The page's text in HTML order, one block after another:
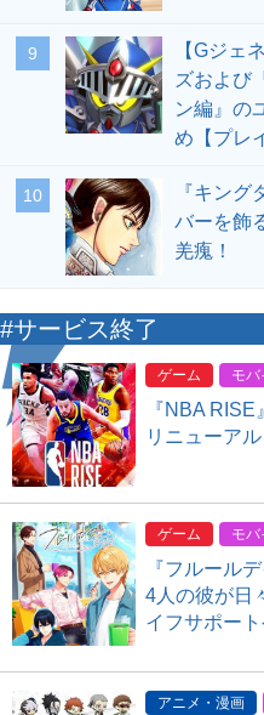
9
【Gジェ
ズおよび
ン編』の
め【プレ
10
『キン
バーを飾
羌瘣！
#サービス終了
ゲーム モバ
『NBA
リニューア
ゲーム モバ
『フルール
4人の彼が日
イフサポー
アニメ・漫画